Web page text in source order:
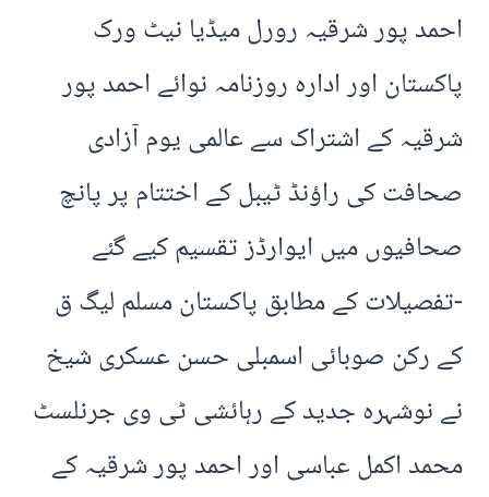
احمد پور شرقیہ رورل میڈیا نیٹ ورک
پاکستان اور ادارہ روزنامہ نوائے احمد پور
شرقیہ کے اشتراک سے عالمی یوم آزادی
صحافت کی راؤنڈ ٹیبل کے اختتام پر پانچ
صحافیوں میں ایوارڈز تقسیم کیے گئے
-تفصیلات کے مطابق پاکستان مسلم لیگ ق
کے رکن صوبائی اسمبلی حسن عسکری شیخ
نے نوشہرہ جدید کے رہائشی ٹی وی جرنلسٹ
محمد اکمل عباسی اور احمد پور شرقیہ کے